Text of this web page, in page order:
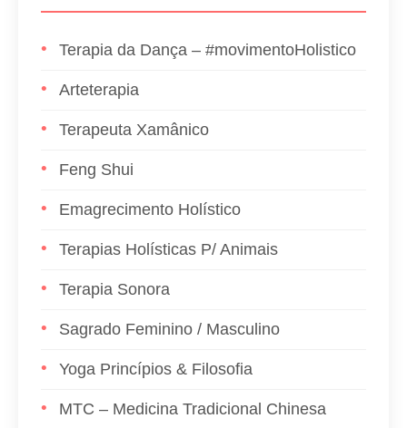
Terapia da Dança – #movimentoHolistico
Arteterapia
Terapeuta Xamânico
Feng Shui
Emagrecimento Holístico
Terapias Holísticas P/ Animais
Terapia Sonora
Sagrado Feminino / Masculino
Yoga Princípios & Filosofia
MTC – Medicina Tradicional Chinesa